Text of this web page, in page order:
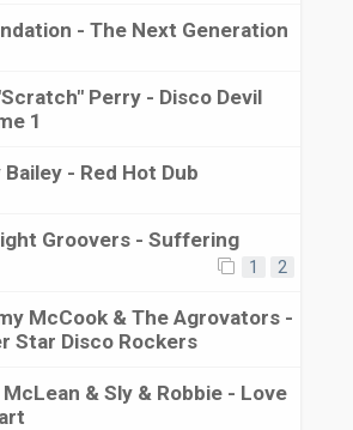
- The Next Generation
Perry - Disco Devil
1
Bailey - Red Hot Dub
Groovers - Suffering
1 2
McCook & The Agrovators -
Star Disco Rockers
& Sly & Robbie - Love